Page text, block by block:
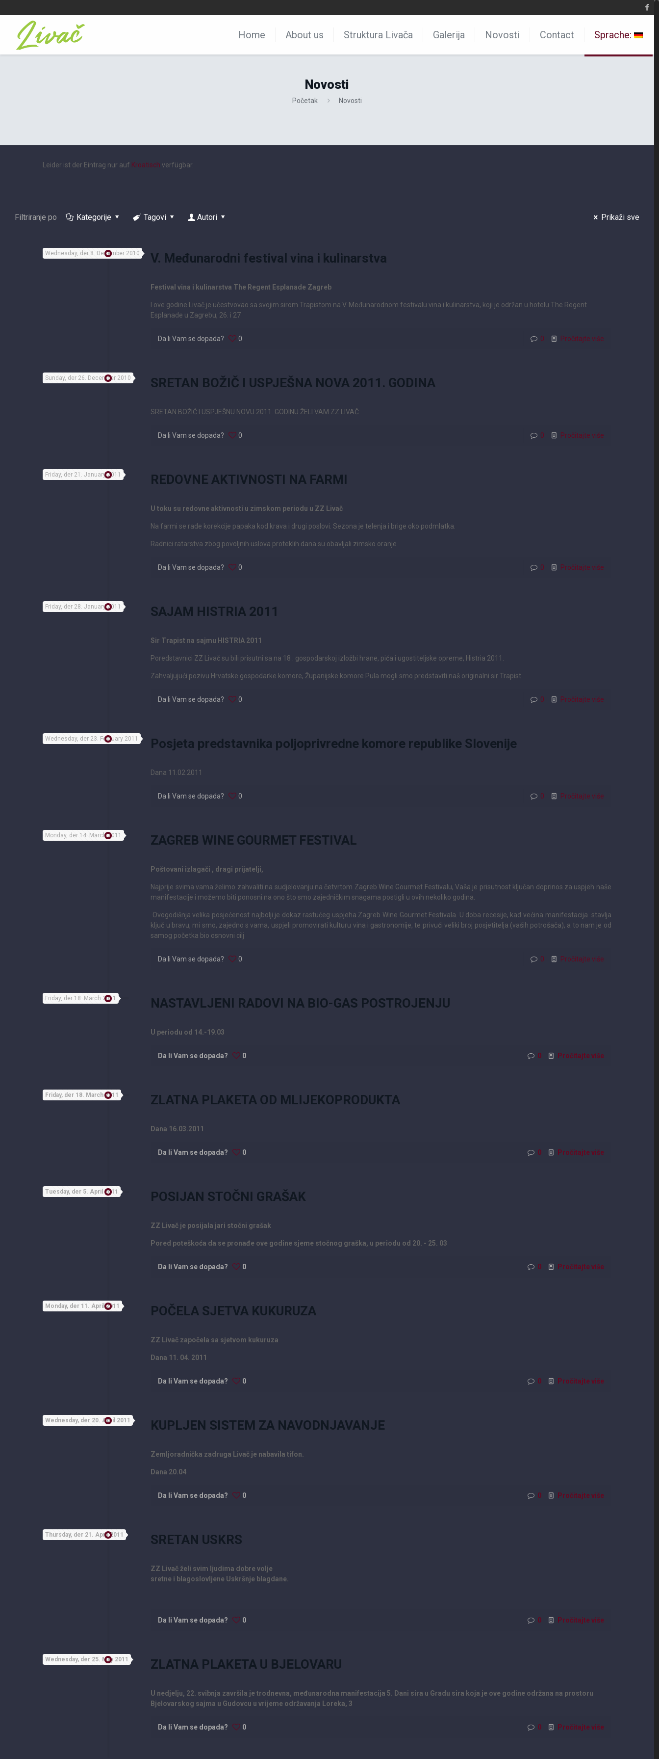
Home About us Struktura Livača Galerija Novosti Contact Sprache:
Novosti
Početak Novosti
Leider ist der Eintrag nur auf Kroatisch verfügbar.
Filtriranje po Kategorije Tagovi Autori Prikaži sve
Wednesday, der 8. December 2010 V. Međunarodni festival vina i kulinarstva
Festival vina i kulinarstva The Regent Esplanade Zagreb
I ove godine Livač je učestvovao sa svojim sirom Trapistom na V. Međunarodnom festivalu vina i kulinarstva, koji je održan u hotelu The Regent
Esplanade u Zagrebu, 26. i 27
Da li Vam se dopada? 0 0 Pročitajte više
Sunday, der 26. December 2010 SRETAN BOŽIČ I USPJEŠNA NOVA 2011. GODINA
SRETAN BOŽIĆ I USPJEŠNU NOVU 2011. GODINU ŽELI VAM ZZ LIVAČ
Da li Vam se dopada? 0 0 Pročitajte više
Friday, der 21. January 2011 REDOVNE AKTIVNOSTI NA FARMI
U toku su redovne aktivnosti u zimskom periodu u ZZ Livač
Na farmi se rade korekcije papaka kod krava i drugi poslovi. Sezona je telenja i brige oko podmlatka.
Radnici ratarstva zbog povoljnih uslova proteklih dana su obavljali zimsko oranje
Da li Vam se dopada? 0 0 Pročitajte više
Friday, der 28. January 2011 SAJAM HISTRIA 2011
Sir Trapist na sajmu HISTRIA 2011
Poredstavnici ZZ Livač su bili prisutni sa na 18 . gospodarskoj izložbi hrane, pića i ugostiteljske opreme, Histria 2011.
Zahvaljujući pozivu Hrvatske gospodarke komore, Županijske komore Pula mogli smo predstaviti naš originalni sir Trapist
Da li Vam se dopada? 0 0 Pročitajte više
Wednesday, der 23. February 2011 Posjeta predstavnika poljoprivredne komore republike Slovenije
Dana 11.02.2011
Da li Vam se dopada? 0 0 Pročitajte više
Monday, der 14. March 2011 ZAGREB WINE GOURMET FESTIVAL
Poštovani izlagači , dragi prijatelji,
Najprije svima vama želimo zahvaliti na sudjelovanju na četvrtom Zagreb Wine Gourmet Festivalu, Vaša je prisutnost ključan doprinos za uspjeh naše
manifestacije i možemo biti ponosni na ono što smo zajedničkim snagama postigli u ovih nekoliko godina.
Ovogodišnja velika posjećenost najbolji je dokaz rastućeg uspjeha Zagreb Wine Gourmet Festivala. U doba recesije, kad većina manifestacija stavlja
ključ u bravu, mi smo, zajedno s vama, uspjeli promovirati kulturu vina i gastronomije, te privući veliki broj posjetitelja (vaših potrošača), a to nam je od
samog početka bio osnovni cilj
Da li Vam se dopada? 0 0 Pročitajte više
Friday, der 18. March 2011 NASTAVLJENI RADOVI NA BIO-GAS POSTROJENJU
U periodu od 14.-19.03
Da li Vam se dopada? 0 0 Pročitajte više
Friday, der 18. March 2011 ZLATNA PLAKETA OD MLIJEKOPRODUKTA
Dana 16.03.2011
Da li Vam se dopada? 0 0 Pročitajte više
Tuesday, der 5. April 2011 POSIJAN STOČNI GRAŠAK
ZZ Livač je posijala jari stočni grašak
Pored poteškoća da se pronađe ove godine sjeme stočnog graška, u periodu od 20. - 25. 03
Da li Vam se dopada? 0 0 Pročitajte više
Monday, der 11. April 2011 POČELA SJETVA KUKURUZA
ZZ Livač započela sa sjetvom kukuruza
Dana 11. 04. 2011
Da li Vam se dopada? 0 0 Pročitajte više
Wednesday, der 20. April 2011 KUPLJEN SISTEM ZA NAVODNJAVANJE
Zemljoradnička zadruga Livač je nabavila tifon.
Dana 20.04
Da li Vam se dopada? 0 0 Pročitajte više
Thursday, der 21. April 2011 SRETAN USKRS
ZZ Livač želi svim ljudima dobre volje
sretne i blagoslovljene Uskršnje blagdane.
Da li Vam se dopada? 0 0 Pročitajte više
Wednesday, der 25. May 2011 ZLATNA PLAKETA U BJELOVARU
U nedjelju, 22. svibnja završila je trodnevna, međunarodna manifestacija 5. Dani sira u Gradu sira koja je ove godine održana na prostoru
Bjelovarskog sajma u Gudovcu u vrijeme održavanja Loreka, 3
Da li Vam se dopada? 0 0 Pročitajte više